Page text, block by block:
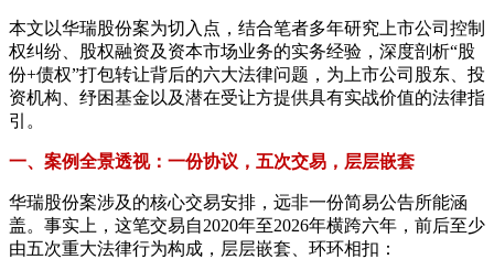
本文以华瑞股份案为切入点，结合笔者多年研究上市公司控制
权纠纷、股权融资及资本市场业务的实务经验，深度剖析“股
份+债权”打包转让背后的六大法律问题，为上市公司股东、投
资机构、纾困基金以及潜在受让方提供具有实战价值的法律指
引。
一、案例全景透视：一份协议，五次交易，层层嵌套
华瑞股份案涉及的核心交易安排，远非一份简易公告所能涵
盖。事实上，这笔交易自2020年至2026年横跨六年，前后至少
由五次重大法律行为构成，层层嵌套、环环相扣：